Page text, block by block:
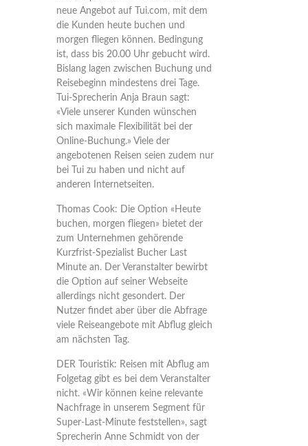
neue Angebot auf Tui.com, mit dem
die Kunden heute buchen und
morgen fliegen können. Bedingung
ist, dass bis 20.00 Uhr gebucht wird.
Bislang lagen zwischen Buchung und
Reisebeginn mindestens drei Tage.
Tui-Sprecherin Anja Braun sagt:
«Viele unserer Kunden wünschen
sich maximale Flexibilität bei der
Online-Buchung.» Viele der
angebotenen Reisen seien zudem nur
bei Tui zu haben und nicht auf
anderen Internetseiten.
Thomas Cook: Die Option «Heute
buchen, morgen fliegen» bietet der
zum Unternehmen gehörende
Kurzfrist-Spezialist Bucher Last
Minute an. Der Veranstalter bewirbt
die Option auf seiner Webseite
allerdings nicht gesondert. Der
Nutzer findet aber über die Abfrage
viele Reiseangebote mit Abflug gleich
am nächsten Tag.
DER Touristik: Reisen mit Abflug am
Folgetag gibt es bei dem Veranstalter
nicht. «Wir können keine relevante
Nachfrage in unserem Segment für
Super-Last-Minute feststellen», sagt
Sprecherin Anne Schmidt von der